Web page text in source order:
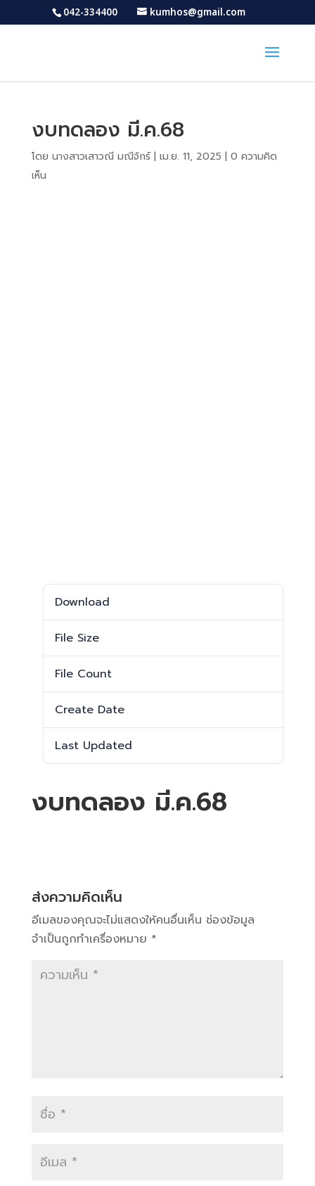
042-334400 kumhos@gmail.com
งบทดลอง มี.ค.68
โดย นางสาวเสาวณี มณีจักร์| เม.ย. 11, 2025 | 0 ความคิด
เห็น
Download
File Size
File Count
Create Date
Last Updated
งบทดลอง มี.ค.68
ส่งความคิดเห็น
อีเมลของคุณจะไม่แสดงให้คนอื่นเห็น ช่องข้อมูล
จำเป็นถูกทำเครื่องหมาย *